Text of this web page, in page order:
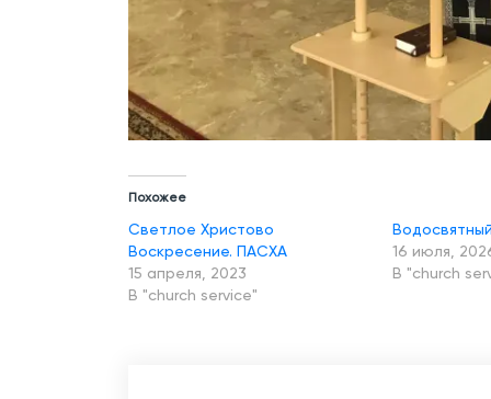
Похожее
Светлое Христово
Воскресение. ПАСХА
15 апреля, 2023
В "church service"
16 июля,
В "church